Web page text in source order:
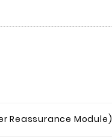
Reassurance Module)